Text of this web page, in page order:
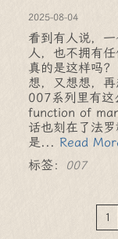
2025-08-04
看到有人说，
人，也不拥有
真的是这样吗
想，又想想，
007系列里有
function of
话也刻在了法
是... Read
标签：
007
1